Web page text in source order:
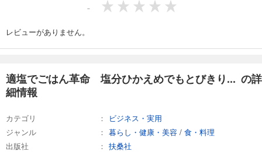
-
レビューがありません。
適塩でごはん革命 塩分ひかえめでもとびきり... の詳
細情報
カテゴリ
ビジネス・実用
ジャンル
暮らし・健康・美容 / 食・料理
出版社
扶桑社